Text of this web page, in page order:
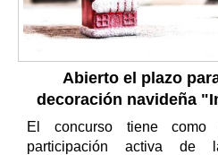
Abierto el plazo
decoración navideña
El concurso tiene como
participación activa de